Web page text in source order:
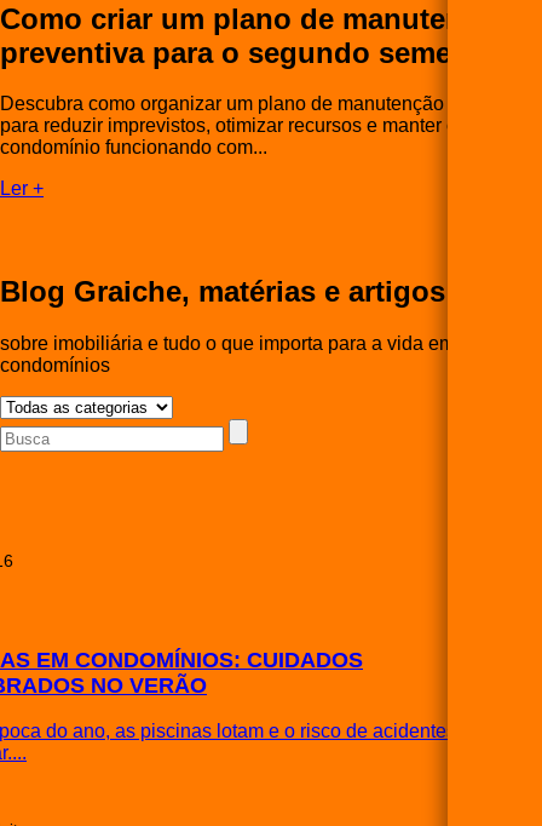
Como criar um plano de manutenção
preventiva para o segundo semestre
Descubra como organizar um plano de manutenção preventiva
para reduzir imprevistos, otimizar recursos e manter o
condomínio funcionando com...
Ler +
Blog Graiche, matérias e artigos
sobre imobiliária e tudo o que importa para a vida em
condomínios
EM CONDOMÍNIOS: CUIDADOS
NO VERÃO
do ano, as piscinas lotam e o risco de acidentes pode